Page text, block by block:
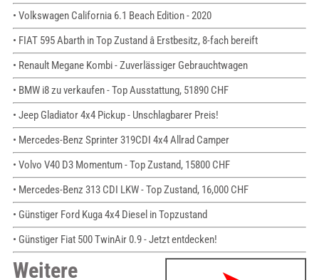
• Volkswagen California 6.1 Beach Edition - 2020
• FIAT 595 Abarth in Top Zustand â Erstbesitz, 8-fach bereift
• Renault Megane Kombi - Zuverlässiger Gebrauchtwagen
• BMW i8 zu verkaufen - Top Ausstattung, 51890 CHF
• Jeep Gladiator 4x4 Pickup - Unschlagbarer Preis!
• Mercedes-Benz Sprinter 319CDI 4x4 Allrad Camper
• Volvo V40 D3 Momentum - Top Zustand, 15800 CHF
• Mercedes-Benz 313 CDI LKW - Top Zustand, 16,000 CHF
• Günstiger Ford Kuga 4x4 Diesel in Topzustand
• Günstiger Fiat 500 TwinAir 0.9 - Jetzt entdecken!
Weitere